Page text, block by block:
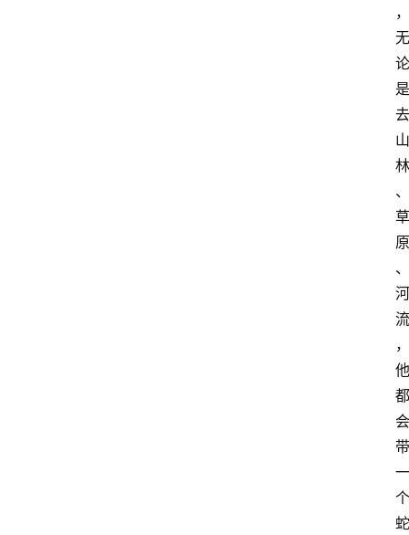
，
无
论
是
去
山
林
、
草
原
、
河
流
，
他
都
会
带
一
个
蛇